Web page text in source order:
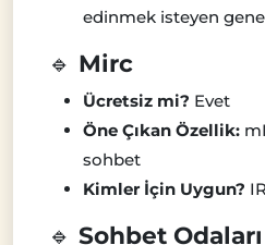
edinmek isteyen
🔹 Mirc
Ücretsiz mi? Evet
Öne Çıkan Özellik:
sohbet
Kimler İçin Uygun?
🔹 Sohbet Odaları